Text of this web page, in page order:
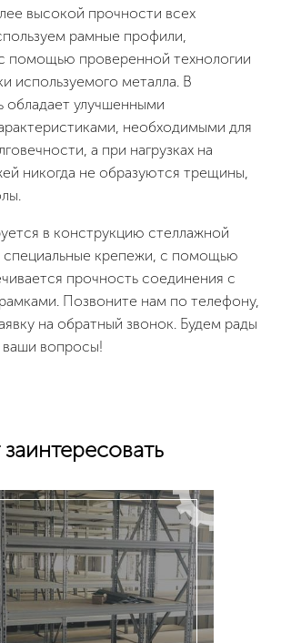
высокой прочности всех
рамные профили,
помощью проверенной технологии
используемого металла. В
обладает улучшенными
необходимыми для
а при нагрузках на
никогда не образуются трещины,
в конструкцию стеллажной
крепежи, с помощью
прочность соединения с
Позвоните нам по телефону,
на обратный звонок. Будем рады
ваши вопросы!